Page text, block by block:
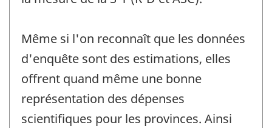
Même si l'on reconnaît que les données
d'enquête sont des estimations, elles
offrent quand même une bonne
représentation des dépenses
scientifiques pour les provinces. Ainsi